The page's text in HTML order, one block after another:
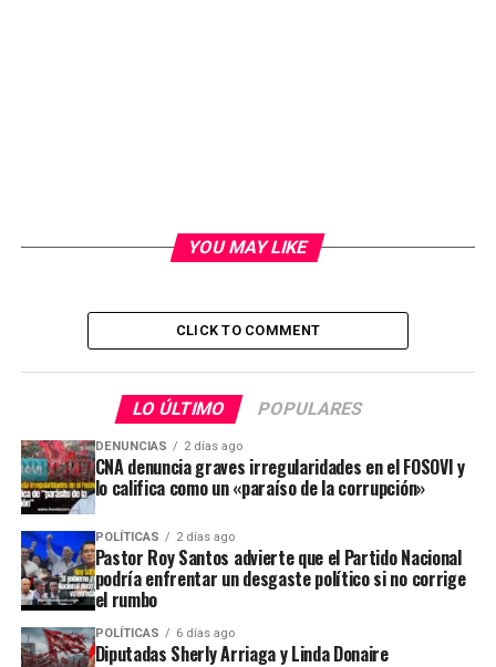
YOU MAY LIKE
CLICK TO COMMENT
LO ÚLTIMO POPULARES
DENUNCIAS 2 días ago
CNA denuncia graves irregularidades en el FOSOVI y
lo califica como un «paraíso de la corrupción»
POLÍTICAS 2 días ago
Pastor Roy Santos advierte que el Partido Nacional
podría enfrentar un desgaste político si no corrige
el rumbo
POLÍTICAS 6 días ago
Diputadas Sherly Arriaga y Linda Donaire